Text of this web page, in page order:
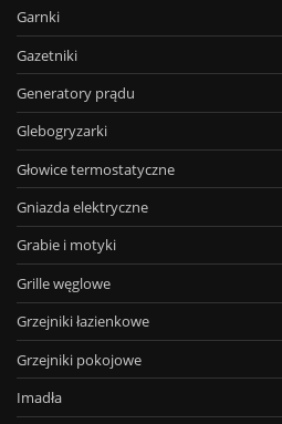
Garnki
Gazetniki
Generatory prądu
Glebogryzarki
Głowice termostatyczne
Gniazda elektryczne
Grabie i motyki
Grille węglowe
Grzejniki łazienkowe
Grzejniki pokojowe
Imadła